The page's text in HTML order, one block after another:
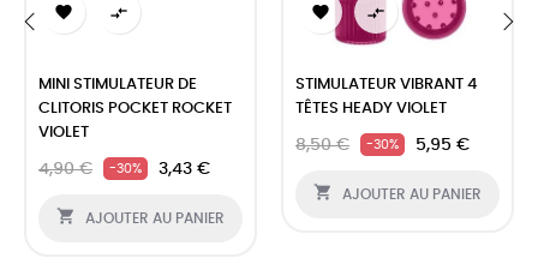
 
MINI STIMULATEUR DE
CLITORIS POCKET ROCKET
VIOLET
4,90 € -30% 3,43 €
 AJOUTER AU PANIER
 
STIMULATEUR VIBRANT 4
TÊTES HEADY VIOLET
8,50 € -30% 5,95 €
 AJOUTER AU PANIER